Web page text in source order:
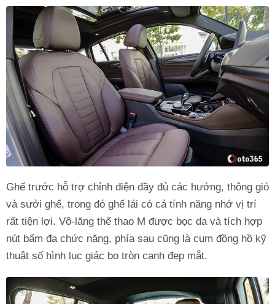
Ghế trước hỗ trợ chỉnh điện đầy đủ các hướng, thông gió
và sưởi ghế, trong đó ghế lái có cả tính năng nhớ vị trí
rất tiện lợi. Vô-lăng thể thao M được bọc da và tích hợp
nút bấm đa chức năng, phía sau cũng là cụm đồng hồ kỹ
thuật số hình lục giác bo tròn cạnh đẹp mắt.